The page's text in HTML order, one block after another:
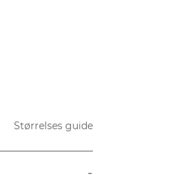
Størrelses guide
-